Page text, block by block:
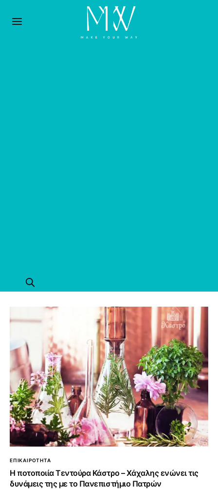
ΕΠΙΚΑΙΡΟΤΗΤΑ
Η ποτοποιία Τεντούρα Κάστρο – Χάχαλης ενώνει τις
δυνάμεις της με το Πανεπιστήμιο Πατρών